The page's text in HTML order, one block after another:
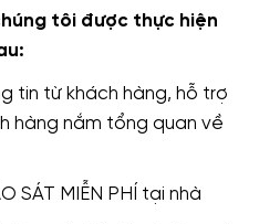
tôi được thực hiện
tin từ khách hàng, hỗ trợ
hàng nắm tổng quan về
SÁT MIỄN PHÍ tại nhà